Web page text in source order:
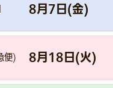
8月7日(金)
便) 8月18日(火)